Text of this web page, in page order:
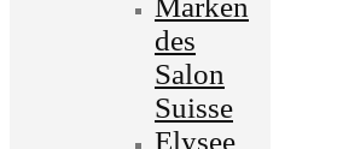
Marken
des
Salon
Suisse
Elysee